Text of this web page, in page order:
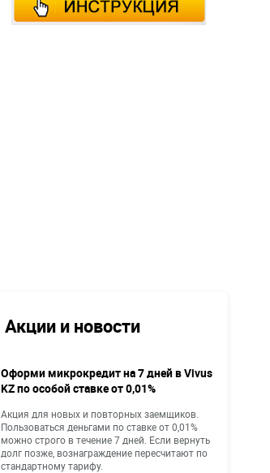
Акции и новости
Оформи микрокредит на 7 дней в Vivus
KZ по особой ставке от 0,01%
Акция для новых и повторных заемщиков.
Пользоваться деньгами по ставке от 0,01%
можно строго в течение 7 дней. Если вернуть
долг позже, вознаграждение пересчитают по
стандартному тарифу.